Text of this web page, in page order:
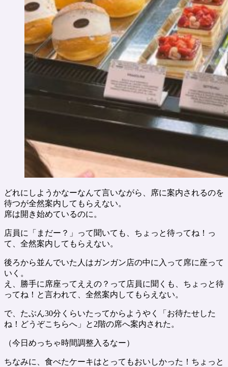
どれにしようかなーなんて言いながら、席に案内されるのを
待つが全然案内してもらえない。
席は開き始めているのに。
店員に「まだー？」って聞いても、ちょっと待ってね！っ
て、全然案内してもらえない。
後ろから並んでいた人はガンガン店の中に入って席に座って
いく。
え、勝手に席座ってええの？って店員に聞くも、ちょっと待
ってね！と言われて、全然案内してもらえない。
で、たぶん30分くらいたってからようやく「お待たせした
ね！どうぞこちらへ」と2階の席へ案内された。
（今日めっちゃ時間調整入るなー）
ちなみに、食べたケーキはとってもおいしかった！ちょっと